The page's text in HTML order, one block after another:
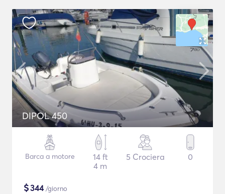
DIPOL 450
Barca a motore
14 ft
4 m
5 Crociera 0
$344/giorno